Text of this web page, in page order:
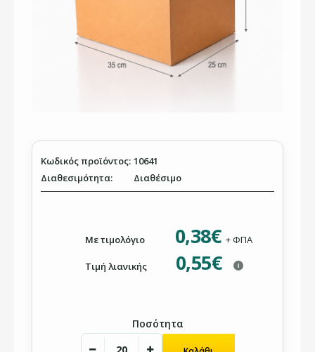
Κωδικός προϊόντος: 10641
Διαθεσιμότητα:
Διαθέσιμο
Με τιμολόγιο 0,38€ + ΦΠΑ
Τιμή λιανικής 0,55€ i
Ποσότητα